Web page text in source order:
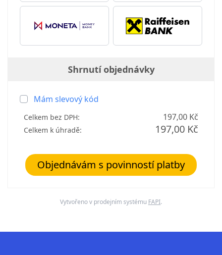
Shrnutí objednávky
Mám slevový kód
Celkem bez DPH: 197,00 Kč
Celkem k úhradě: 197,00 Kč
Objednávám s povinností platby
Vytvořeno v prodejním systému FAPI.